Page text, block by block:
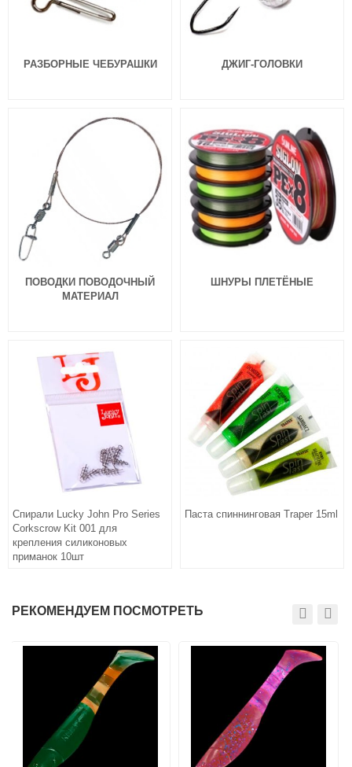
РАЗБОРНЫЕ ЧЕБУРАШКИ ДЖИГ-ГОЛОВКИ
ПОВОДКИ ПОВОДОЧНЫЙ
МАТЕРИАЛ
ШНУРЫ ПЛЕТЁНЫЕ
Спирали Lucky John Pro Series
Corkscrow Kit 001 для
крепления силиконовых
приманок 10шт
Паста спиннинговая Traper 15ml
РЕКОМЕНДУЕМ ПОСМОТРЕТЬ